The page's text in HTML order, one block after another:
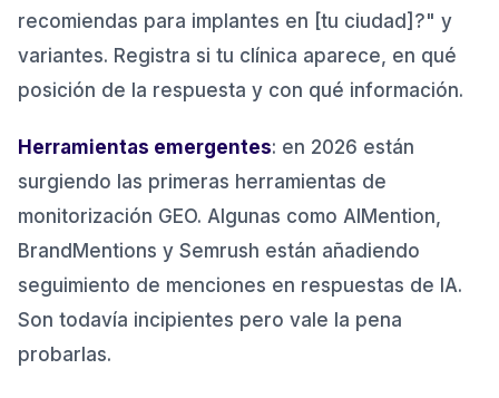
recomiendas para implantes en [tu ciudad]?" y
variantes. Registra si tu clínica aparece, en qué
posición de la respuesta y con qué información.
Herramientas emergentes: en 2026 están
surgiendo las primeras herramientas de
monitorización GEO. Algunas como AIMention,
BrandMentions y Semrush están añadiendo
seguimiento de menciones en respuestas de IA.
Son todavía incipientes pero vale la pena
probarlas.